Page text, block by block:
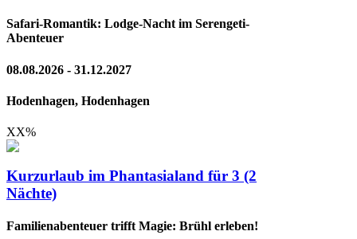
Safari-Romantik: Lodge-Nacht im Serengeti-
Abenteuer
08.08.2026 - 31.12.2027
Hodenhagen, Hodenhagen
XX%
Kurzurlaub im Phantasialand für 3 (2
Nächte)
Familienabenteuer trifft Magie: Brühl erleben!